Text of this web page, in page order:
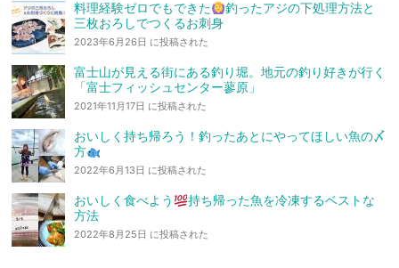
料理経験ゼロでもできた
釣ったアジの下処理方法と
三枚おろしでつくるお刺身
2023年6月26日 に投稿された
富士山が見える街にある釣り堀。地元の釣り好きが行く
「富士フィッシュセンター蓼原」
2021年11月17日 に投稿された
おいしく持ち帰ろう！釣ったあとにやってほしい魚の〆
方
2022年6月13日 に投稿された
おいしく食べよう
持ち帰った魚を冷凍するベストな
方法
2022年8月25日 に投稿された